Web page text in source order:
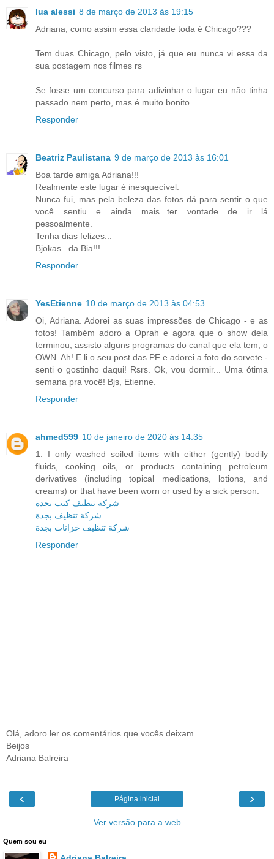
lua alessi 8 de março de 2013 às 19:15
Adriana, como assim essa claridade toda é Chicago???
Tem duas Chicago, pelo visto, já que eu nunca vi essa da
sua postagem nos filmes rs
Se fosse um concurso para adivinhar o lugar eu não tinha
passado nem perto, mas é muito bonito.
Responder
Beatriz Paulistana 9 de março de 2013 às 16:01
Boa tarde amiga Adriana!!!
Realmente este lugar é inesquecível.
Nunca fui, mas pela beleza das fotos dá para sentir o que
você sentiu e ainda mais...ter vontade de ir lá
pessoalmente.
Tenha dias felizes...
Bjokas...da Bia!!!
Responder
YesEtienne 10 de março de 2013 às 04:53
Oi, Adriana. Adorei as suas impressões de Chicago - e as
fotos! Também adoro a Oprah e agora que o show dela
terminou, assisto alguns programas do canal que ela tem, o
OWN. Ah! E li o seu post das PF e adorei a foto do sorvete -
senti o gostinho daqui! Rsrs. Ok, vou dormir... Uma ótima
semana pra você! Bjs, Etienne.
Responder
ahmed599 10 de janeiro de 2020 às 14:35
1. I only washed soiled items with either (gently) bodily
fluids, cooking oils, or products containing petroleum
derivatives (including topical medications, lotions, and
creams) or that have been worn or used by a sick person.
شركة تنظيف كنب بجدة
شركة تنظيف بجدة
شركة تنظيف خزانات بجدة
Responder
Olá, adoro ler os comentários que vocês deixam.
Beijos
Adriana Balreira
‹ ›
Página inicial
Ver versão para a web
Quem sou eu